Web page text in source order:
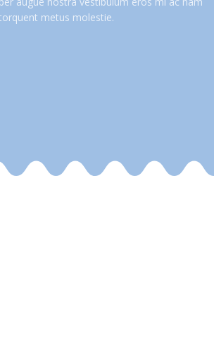
metus molestie.